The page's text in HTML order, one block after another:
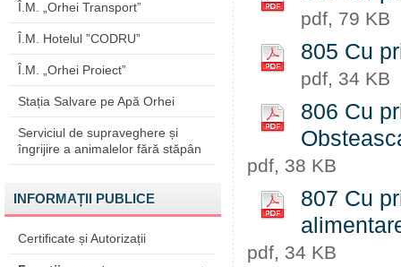
Î.M. „Orhei Transport”
Î.M. Hotelul ”CODRU”
Î.M. „Orhei Proiect”
Stația Salvare pe Apă Orhei
Serviciul de supraveghere și
îngrijire a animalelor fără stăpân
INFORMAȚII PUBLICE
Certificate și Autorizații
pdf, 79 KB
805 Cu
pdf, 34 KB
806 Cu
pdf, 38 KB
807 Cu
pdf, 34 KB